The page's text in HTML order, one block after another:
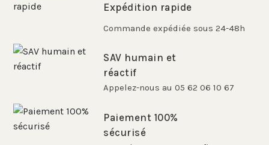
Expédition rapide
Commande expédiée sous 24-48h
SAV humain et
réactif
Appelez-nous au 05 62 06 10 67
Paiement 100%
sécurisé